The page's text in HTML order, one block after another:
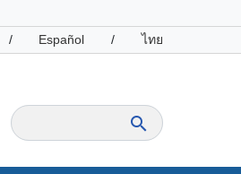
/ Español / ไทย